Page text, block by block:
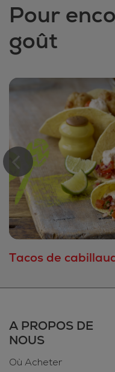
Pour
goût
Tacos de
A PROPOS DE
NOUS
Où Acheter